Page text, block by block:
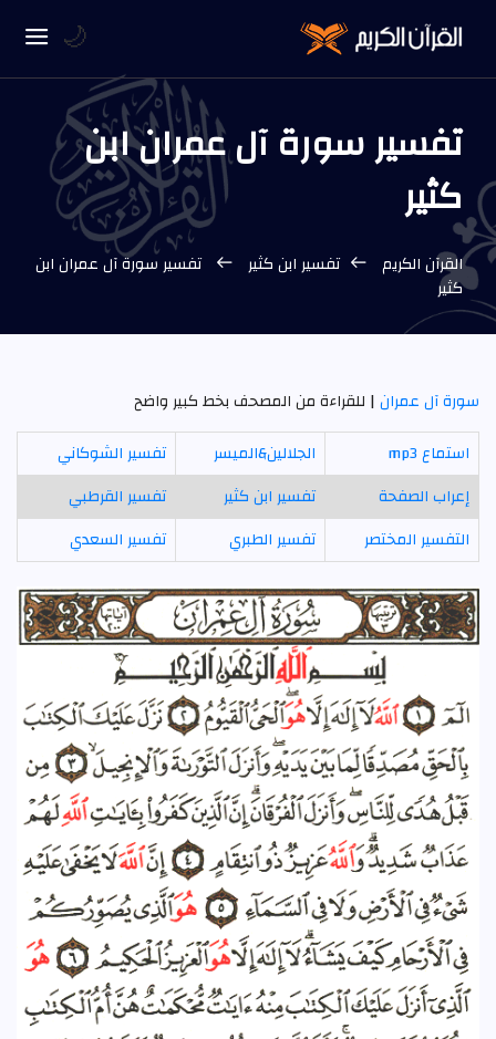
تفسير سورة آل عمران ابن
كثير
القرآن الكريم تفسير ابن كثير
تفسير سورة آل عمران ابن
كثير
سورة آل عمران| للقراءة من المصحف بخط كبير واضح
استماع mp3
الجلالين&الميسر
تفسير الشوكاني
إعراب الصفحة
تفسير ابن كثير
تفسير القرطبي
التفسير المختصر
تفسير الطبري تفسير السعدي
🌙